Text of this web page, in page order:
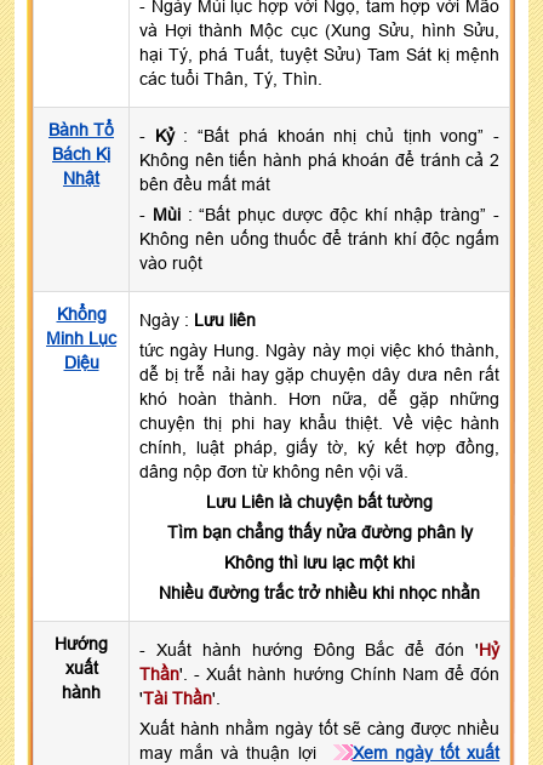
- Ngày Mùi lục hợp với Ngọ, tam hợp với Mão
và Hợi thành Mộc cục (Xung Sửu, hình Sửu,
hại Tý, phá Tuất, tuyệt Sửu) Tam Sát kị mệnh
các tuổi Thân, Tý, Thìn.
Bành Tổ
Bách Kị
Nhật
- Kỷ: “Bất phá khoán nhị chủ tịnh vong” -
Không nên tiến hành phá khoán để tránh cả 2
bên đều mất mát
- Mùi: “Bất phục dược độc khí nhập tràng” -
Không nên uống thuốc để tránh khí độc ngấm
vào ruột
Khổng
Minh Lục
Diệu
Ngày : Lưu liên
tức ngày Hung. Ngày này mọi việc khó thành,
dễ bị trễ nải hay gặp chuyện dây dưa nên rất
khó hoàn thành. Hơn nữa, dễ gặp những
chuyện thị phi hay khẩu thiệt. Về việc hành
chính, luật pháp, giấy tờ, ký kết hợp đồng,
dâng nộp đơn từ không nên vội vã.
Lưu Liên là chuyện bất tường
Tìm bạn chẳng thấy nửa đường phân ly
Không thì lưu lạc một khi
Nhiều đường trắc trở nhiều khi nhọc nhằn
Hướng
xuất
hành
- Xuất hành hướng Đông Bắc để đón 'Hỷ
Thần'. - Xuất hành hướng Chính Nam để đón
'Tài Thần'.
Xuất hành nhằm ngày tốt sẽ càng được nhiều
may mắn và thuận lợi
Xem ngày tốt xuất